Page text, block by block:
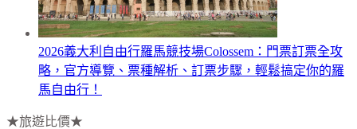
2026義大利自由行羅馬競技場Colossem：門票訂票全攻
略，官方導覽、票種解析、訂票步驟，輕鬆搞定你的羅
馬自由行！
★旅遊比價★